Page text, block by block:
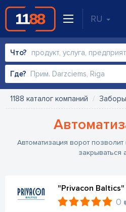
RU
Что?
Где?
1188 каталог компаний
Автоматизация ворот
закрываться
"Privacon Baltics"
0